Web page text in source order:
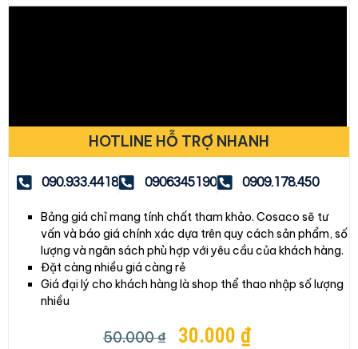
HOTLINE HỖ TRỢ NHANH
090.933.4418 0906345190 0909.178.450
Bảng giá chỉ mang tính chất tham khảo. Cosaco sẽ tư
vấn và báo giá chính xác dựa trên quy cách sản phẩm, số
lượng và ngân sách phù hợp với yêu cầu của khách hàng.
Đặt càng nhiều giá càng rẻ
Giá đại lý cho khách hàng là shop thể thao nhập số lượng
nhiều
50.000₫ 30.000 ₫